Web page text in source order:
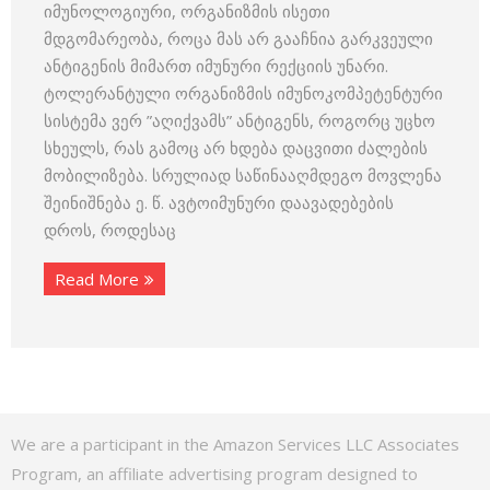
იმუნოლოგიური, ორგანიზმის ისეთი
მდგომარეობა, როცა მას არ გააჩნია გარკვეული
ანტიგენის მიმართ იმუნური რექციის უნარი.
ტოლერანტული ორგანიზმის იმუნოკომპეტენტური
სისტემა ვერ ”აღიქვამს” ანტიგენს, როგორც უცხო
სხეულს, რას გამოც არ ხდება დაცვითი ძალების
მობილიზება. სრულიად საწინააღმდეგო მოვლენა
შეინიშნება ე. წ. ავტოიმუნური დაავადებების
დროს, როდესაც
Read More
We are a participant in the Amazon Services LLC Associates
Program, an affiliate advertising program designed to